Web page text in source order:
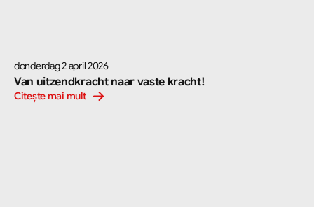
donderdag 2 april 2026
Van uitzendkracht naar vaste kracht!
Citește mai mult